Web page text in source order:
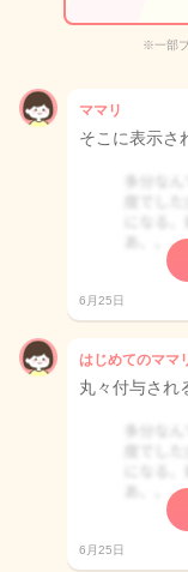
※一部
ママリ
そこに表示さ
6月25日
はじめてのママ
丸々付与され
6月25日